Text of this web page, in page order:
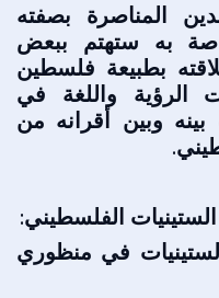
المناصرة بصفته
به ستهتم ببعض
بطبيعة فلسطين
الرؤية واللغة في
وبين أقرانه من
الفلسطيني:
في منظوري